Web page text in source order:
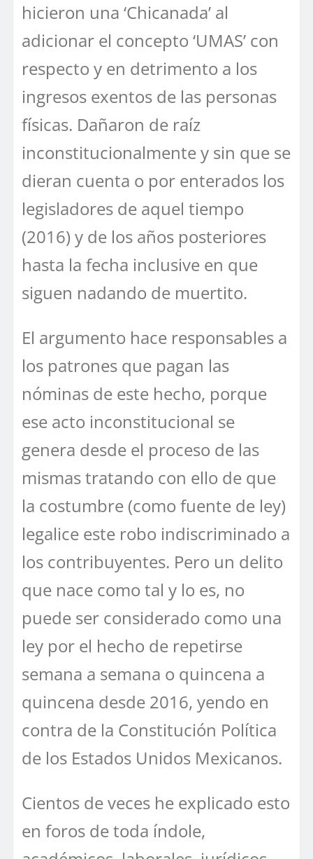
hicieron una ‘Chicanada’ al
adicionar el concepto ‘UMAS’ con
respecto y en detrimento a los
ingresos exentos de las personas
físicas. Dañaron de raíz
inconstitucionalmente y sin que se
dieran cuenta o por enterados los
legisladores de aquel tiempo
(2016) y de los años posteriores
hasta la fecha inclusive en que
siguen nadando de muertito.
El argumento hace responsables a
los patrones que pagan las
nóminas de este hecho, porque
ese acto inconstitucional se
genera desde el proceso de las
mismas tratando con ello de que
la costumbre (como fuente de ley)
legalice este robo indiscriminado a
los contribuyentes. Pero un delito
que nace como tal y lo es, no
puede ser considerado como una
ley por el hecho de repetirse
semana a semana o quincena a
quincena desde 2016, yendo en
contra de la Constitución Política
de los Estados Unidos Mexicanos.
Cientos de veces he explicado esto
en foros de toda índole,